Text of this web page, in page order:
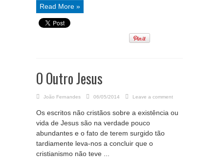
Read More »
O Outro Jesus
João Fernandes 06/05/2014 Leave a comment
Os escritos não cristãos sobre a existência ou
vida de Jesus são na verdade pouco
abundantes e o fato de terem surgido tão
tardiamente leva-nos a concluir que o
cristianismo não teve ...